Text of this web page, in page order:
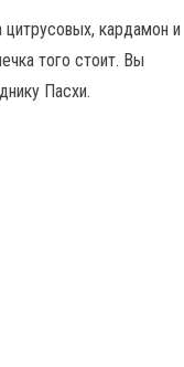
кардамон и
того стоит. Вы
Пасхи.